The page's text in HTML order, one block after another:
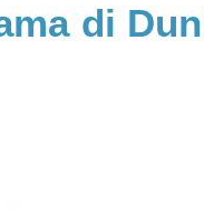
di